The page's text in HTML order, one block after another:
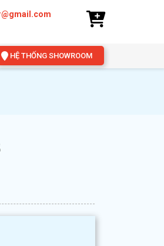
HỆ THỐNG SHOWROOM